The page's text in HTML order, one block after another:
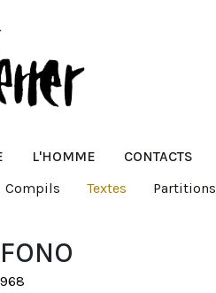
Compils Textes Partitions
L'HOMME CONTACTS